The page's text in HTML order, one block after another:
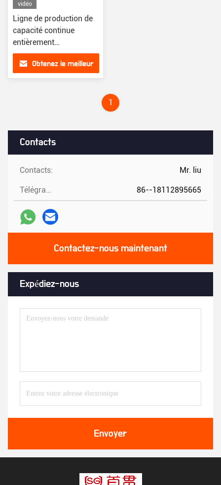
Contacts
Contacts: Mr. liu
Télégramme: 86--18112895665
Contactez-nous maintenant
Expédiez-nous
Envoyer
vidéo
Ligne de production de
capacité continue
entièrement
automatisée à faible
maintenance
Obtenez le meilleur
1